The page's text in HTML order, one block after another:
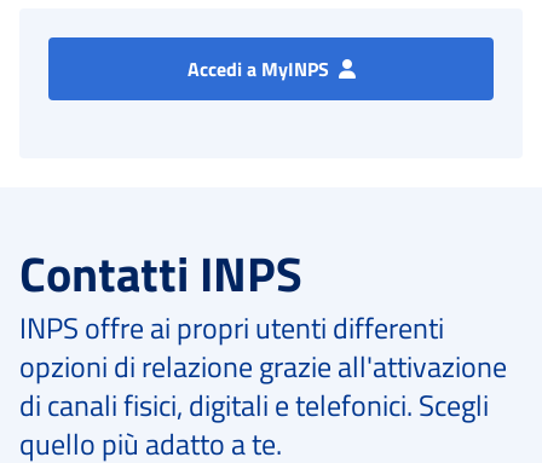
Accedi a MyINPS
Contatti INPS
INPS offre ai propri utenti differenti
opzioni di relazione grazie all'attivazione
di canali fisici, digitali e telefonici. Scegli
quello più adatto a te.